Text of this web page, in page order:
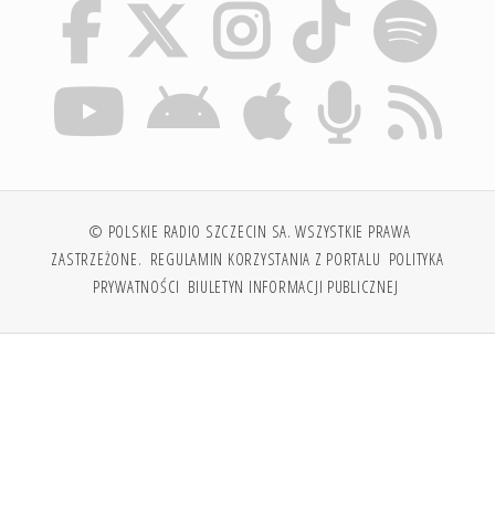
© POLSKIE RADIO SZCZECIN SA. WSZYSTKIE PRAWA
ZASTRZEŻONE. REGULAMIN KORZYSTANIA Z PORTALU POLITYKA
PRYWATNOŚCI BIULETYN INFORMACJI PUBLICZNEJ